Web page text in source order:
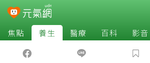
焦點 養生 醫療 百科 影音